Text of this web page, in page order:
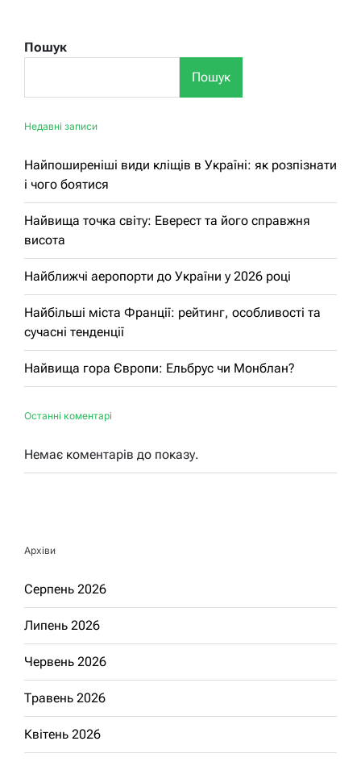
Пошук
Пошук
Недавні записи
Найпоширеніші види кліщів в Україні: як розпізнати
і чого боятися
Найвища точка світу: Еверест та його справжня
висота
Найближчі аеропорти до України у 2026 році
Найбільші міста Франції: рейтинг, особливості та
сучасні тенденції
Найвища гора Європи: Ельбрус чи Монблан?
Останні коментарі
Немає коментарів до показу.
Архіви
Серпень 2026
Липень 2026
Червень 2026
Травень 2026
Квітень 2026